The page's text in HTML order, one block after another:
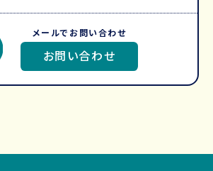
メールでお問い合わせ
お問い合わせ